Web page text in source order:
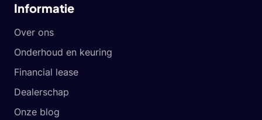
Informatie
Over ons
Onderhoud en keuring
Financial lease
Dealerschap
Onze blog